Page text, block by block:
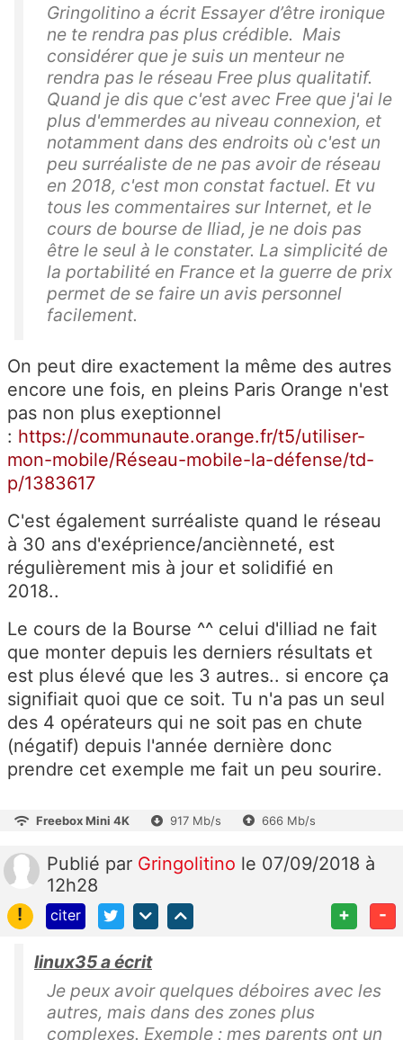
Gringolitino a écrit Essayer d’être ironique
ne te rendra pas plus crédible. Mais
considérer que je suis un menteur ne
rendra pas le réseau Free plus qualitatif.
Quand je dis que c'est avec Free que j'ai le
plus d'emmerdes au niveau connexion, et
notamment dans des endroits où c'est un
peu surréaliste de ne pas avoir de réseau
en 2018, c'est mon constat factuel. Et vu
tous les commentaires sur Internet, et le
cours de bourse de Iliad, je ne dois pas
être le seul à le constater. La simplicité de
la portabilité en France et la guerre de prix
permet de se faire un avis personnel
facilement.
On peut dire exactement la même des autres
encore une fois, en pleins Paris Orange n'est
pas non plus exeptionnel
: https://communaute.orange.fr/t5/utiliser-
mon-mobile/Réseau-mobile-la-défense/td-
p/1383617
C'est également surréaliste quand le réseau
à 30 ans d'exéprience/anciènneté, est
régulièrement mis à jour et solidifié en
2018..
Le cours de la Bourse ^^ celui d'illiad ne fait
que monter depuis les derniers résultats et
est plus élevé que les 3 autres.. si encore ça
signifiait quoi que ce soit. Tu n'a pas un seul
des 4 opérateurs qui ne soit pas en chute
(négatif) depuis l'année dernière donc
prendre cet exemple me fait un peu sourire.
Freebox Mini 4K 917 Mb/s 666 Mb/s
Publié par Gringolitino le 07/09/2018 à
12h28
!
citer + -
linux35 a écrit
Je peux avoir quelques déboires avec les
autres, mais dans des zones plus
complexes. Exemple : mes parents ont un